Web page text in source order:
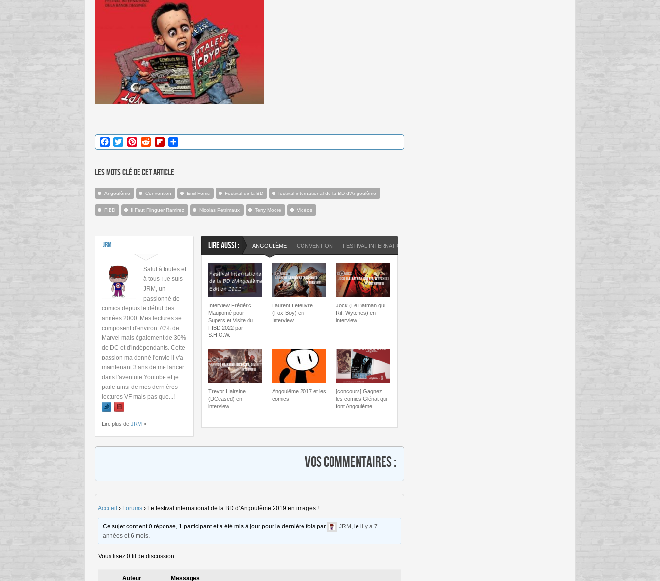
Facebook
TwitterPinterestRedditFlipboard
Les mots clé de cet article
Angoulème Convention Emil Ferris Festival de la BD festival international de la BD d'Angoulême
FIBD Il Faut Flinguer Ramirez Nicolas Petrimaux Terry Moore Vidéos
JRM
Salut à toutes et
à tous ! Je suis
JRM, un
passionné de
comics depuis le début des
années 2000. Mes lectures se
composent d'environ 70% de
Marvel mais également de 30%
de DC et d'indépendants. Cette
passion ma donné l'envie il y'a
maintenant 3 ans de me lancer
dans l'aventure Youtube et je
parle ainsi de mes dernières
lectures VF mais pas que...!
Lire plus de JRM »
LIRE AUSSI : ANGOULÈME CONVENTION FESTIVAL INTERNATIONAL DE LA BD D'ANGOULÊME
Interview Frédéric
Maupomé pour
Supers et Visite du
FIBD 2022 par
S.H.O.W.
Laurent Lefeuvre
(Fox-Boy) en
Interview
Jock (Le Batman qui
Rit, Wytches) en
interview !
Trevor Hairsine
(DCeased) en
interview
Angoulême 2017 et les
comics
[concours] Gagnez
les comics Glénat qui
font Angoulème
Vos commentaires :
Accueil › Forums › Le festival international de la BD d’Angoulême 2019 en images !
Ce sujet contient 0 réponse, 1 participant et a été mis à jour pour la dernière fois par JRM , leil y a 7
années et 6 mois.
Vous lisez 0 fil de discussion
Auteur Messages